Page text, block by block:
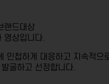
랜드대상
영상입니다.
민첩하게 대응하고 지속적으
발굴하고 선정합니다.